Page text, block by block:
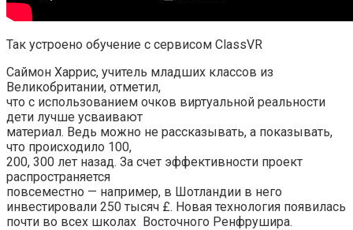
Так устроено обучение с сервисом ClassVR
Саймон Харрис, учитель младших классов из
Великобритании, отметил,
что с использованием очков виртуальной реальности
дети лучше усваивают
материал. Ведь можно не рассказывать, а показывать,
что происходило 100,
200, 300 лет назад. За счет эффективности проект
распространяется
повсеместно — например, в Шотландии в него
инвестировали 250 тысяч £. Новая технология появилась
почти во всех школах Восточного Ренфрушира.